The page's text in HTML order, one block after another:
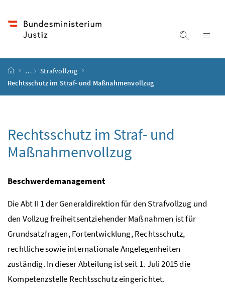
Suche
Startseite
…
Strafvollzug
Rechtsschutz im Straf- und Maßnahmenvollzug
Rechtsschutz im Straf- und
Maßnahmenvollzug
Beschwerdemanagement
Die Abt II 1 der Generaldirektion für den Strafvollzug und
den Vollzug freiheitsentziehender Maßnahmen ist für
Grundsatzfragen, Fortentwicklung, Rechtsschutz,
rechtliche sowie internationale Angelegenheiten
zuständig. In dieser Abteilung ist seit 1. Juli 2015 die
Kompetenzstelle Rechtsschutz eingerichtet.